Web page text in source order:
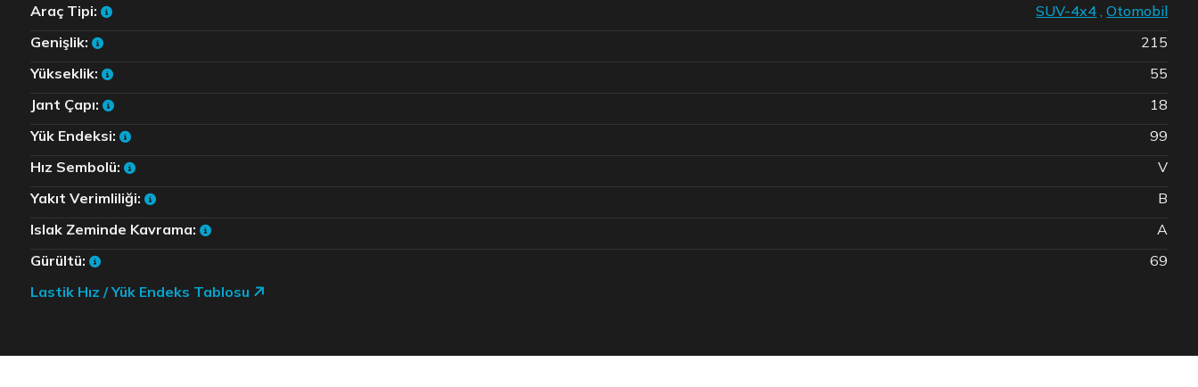
Araç Tipi:
SUV-4x4 ,Otomobil
Genişlik:
215
Yükseklik:
55
Jant Çapı:
18
Yük Endeksi:
99
Hız Sembolü:
V
Yakıt Verimliliği:
B
Islak Zeminde Kavrama:
A
Gürültü:
69
Lastik Hız / Yük Endeks Tablosu